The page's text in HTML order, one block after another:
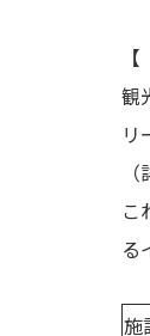
観
リ
こ
る
施